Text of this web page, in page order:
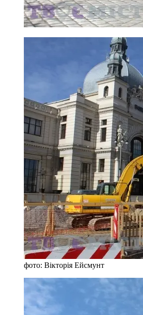
фото: Вікторія Ейсмунт